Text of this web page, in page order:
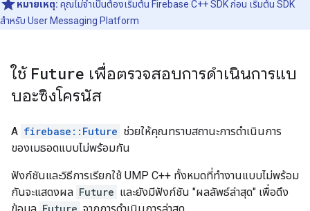
หมายเหตุ: คุณไม่จำเป็นต้องเริ่มต้น Firebase C++ SDK ก่อน เริ่มต้น SDK
สำหรับ User Messaging Platform
ใช้ Future เพื่อตรวจสอบการดำเนินการแบ
บอะซิงโครนัส
A firebase::Future ช่วยให้คุณทราบสถานะการดำเนินการ
ของเมธอดแบบไม่พร้อมกัน
ฟังก์ชันและวิธีการเรียกใช้ UMP C++ ทั้งหมดที่ทำงานแบบไม่พร้อม
กันจะแสดงผล Future และยังมีฟังก์ชัน "ผลลัพธ์ล่าสุด" เพื่อดึง